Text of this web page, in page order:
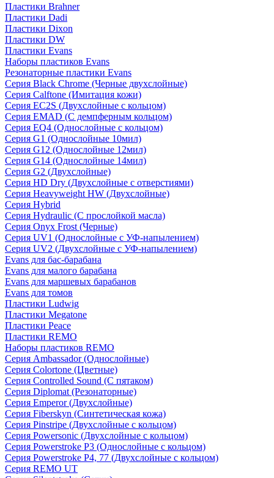
Пластики Brahner
Пластики Dadi
Пластики Dixon
Пластики DW
Пластики Evans
Наборы пластиков Evans
Резонаторные пластики Evans
Серия Black Chrome (Черные двухслойные)
Серия Calftone (Имитация кожи)
Серия EC2S (Двухслойные с кольцом)
Серия EMAD (С демпферным кольцом)
Серия EQ4 (Однослойные с кольцом)
Серия G1 (Однослойные 10мил)
Серия G12 (Однослойные 12мил)
Серия G14 (Однослойные 14мил)
Серия G2 (Двухслойные)
Серия HD Dry (Двухслойные с отверстиями)
Серия Heavyweight HW (Двухслойные)
Серия Hybrid
Серия Hydraulic (С прослойкой масла)
Серия Onyx Frost (Черные)
Серия UV1 (Однослойные с УФ-напылением)
Серия UV2 (Двухслойные с УФ-напылением)
Evans для бас-барабана
Evans для малого барабана
Evans для маршевых барабанов
Evans для томов
Пластики Ludwig
Пластики Megatone
Пластики Peace
Пластики REMO
Наборы пластиков REMO
Серия Ambassador (Однослойные)
Серия Colortone (Цветные)
Серия Controlled Sound (С пятаком)
Серия Diplomat (Резонаторные)
Серия Emperor (Двухслойные)
Серия Fiberskyn (Синтетическая кожа)
Серия Pinstripe (Двухслойные с кольцом)
Серия Powersonic (Двухслойные с кольцом)
Серия Powerstroke P3 (Однослойные с кольцом)
Серия Powerstroke P4, 77 (Двухслойные с кольцом)
Серия REMO UT